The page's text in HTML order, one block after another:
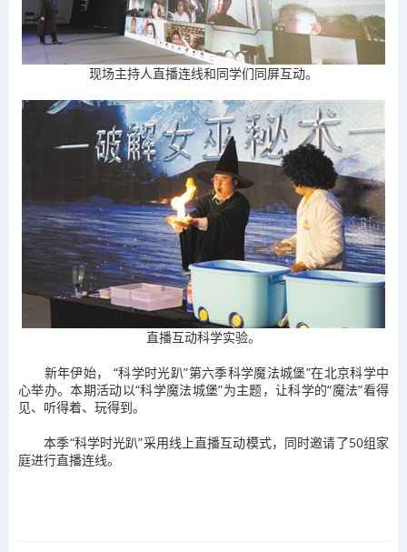
现场主持人直播连线和同学们同屏互动。
直播互动科学实验。
新年伊始， “科学时光趴”第六季科学魔法城堡”在北京科学中
心举办。本期活动以“科学魔法城堡”为主题，让科学的“魔法”看得
见、听得着、玩得到。
本季“科学时光趴”采用线上直播互动模式，同时邀请了50组家
庭进行直播连线。